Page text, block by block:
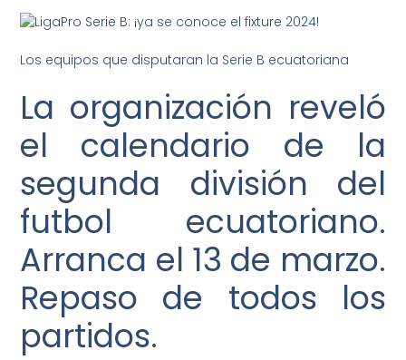
Los equipos que disputaran la Serie B ecuatoriana
La organización reveló
el calendario de la
segunda división del
futbol ecuatoriano.
Arranca el 13 de marzo.
Repaso de todos los
partidos.